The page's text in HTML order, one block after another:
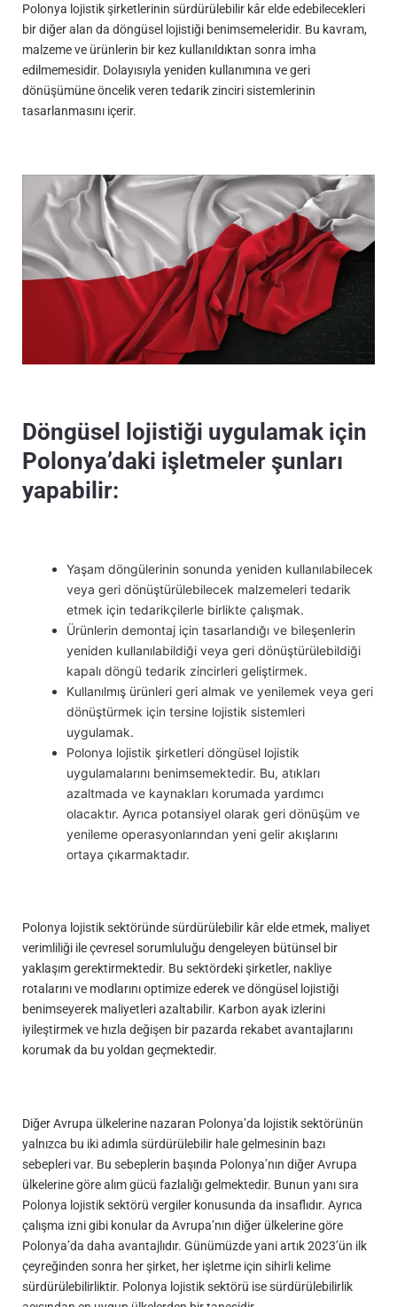
Polonya lojistik şirketlerinin sürdürülebilir kâr elde edebilecekleri
bir diğer alan da döngüsel lojistiği benimsemeleridir. Bu kavram,
malzeme ve ürünlerin bir kez kullanıldıktan sonra imha
edilmemesidir. Dolayısıyla yeniden kullanımına ve geri
dönüşümüne öncelik veren tedarik zinciri sistemlerinin
tasarlanmasını içerir.
Döngüsel lojistiği uygulamak için
Polonya’daki işletmeler şunları
yapabilir:
Yaşam döngülerinin sonunda yeniden kullanılabilecek
veya geri dönüştürülebilecek malzemeleri tedarik
etmek için tedarikçilerle birlikte çalışmak.
Ürünlerin demontaj için tasarlandığı ve bileşenlerin
yeniden kullanılabildiği veya geri dönüştürülebildiği
kapalı döngü tedarik zincirleri geliştirmek.
Kullanılmış ürünleri geri almak ve yenilemek veya geri
dönüştürmek için tersine lojistik sistemleri
uygulamak.
Polonya lojistik şirketleri döngüsel lojistik
uygulamalarını benimsemektedir. Bu, atıkları
azaltmada ve kaynakları korumada yardımcı
olacaktır. Ayrıca potansiyel olarak geri dönüşüm ve
yenileme operasyonlarından yeni gelir akışlarını
ortaya çıkarmaktadır.
Polonya lojistik sektöründe sürdürülebilir kâr elde etmek, maliyet
verimliliği ile çevresel sorumluluğu dengeleyen bütünsel bir
yaklaşım gerektirmektedir. Bu sektördeki şirketler, nakliye
rotalarını ve modlarını optimize ederek ve döngüsel lojistiği
benimseyerek maliyetleri azaltabilir. Karbon ayak izlerini
iyileştirmek ve hızla değişen bir pazarda rekabet avantajlarını
korumak da bu yoldan geçmektedir.
Diğer Avrupa ülkelerine nazaran Polonya’da lojistik sektörünün
yalnızca bu iki adımla sürdürülebilir hale gelmesinin bazı
sebepleri var. Bu sebeplerin başında Polonya’nın diğer Avrupa
ülkelerine göre alım gücü fazlalığı gelmektedir. Bunun yanı sıra
Polonya lojistik sektörü vergiler konusunda da insaflıdır. Ayrıca
çalışma izni gibi konular da Avrupa’nın diğer ülkelerine göre
Polonya’da daha avantajlıdır. Günümüzde yani artık 2023’ün ilk
çeyreğinden sonra her şirket, her işletme için sihirli kelime
sürdürülebilirliktir. Polonya lojistik sektörü ise sürdürülebilirlik